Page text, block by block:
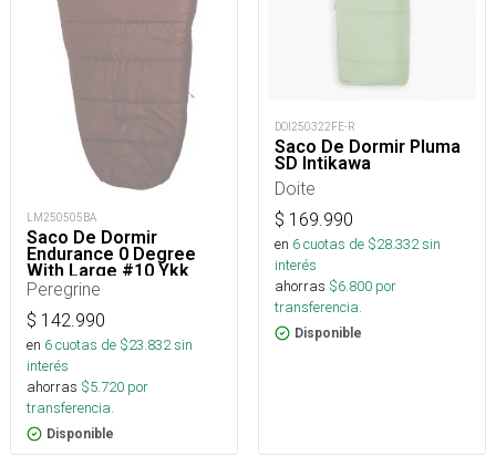
LM250505BA
Saco De Dormir
Endurance 0 Degree
With Large #10 Ykk
Zipper
Peregrine
$ 142.990
en 6cuotas de $23.832sin
interés
ahorras $5.720 por
transferencia.
Disponible
DOI250322FE-R
Saco De Dormir Pluma
SD Intikawa
Doite
$ 169.990
en 6cuotas de $28.332sin
interés
ahorras $6.800 por
transferencia.
Disponible